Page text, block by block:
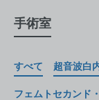
手術室
すべて 超音波白
フェムトセカンド